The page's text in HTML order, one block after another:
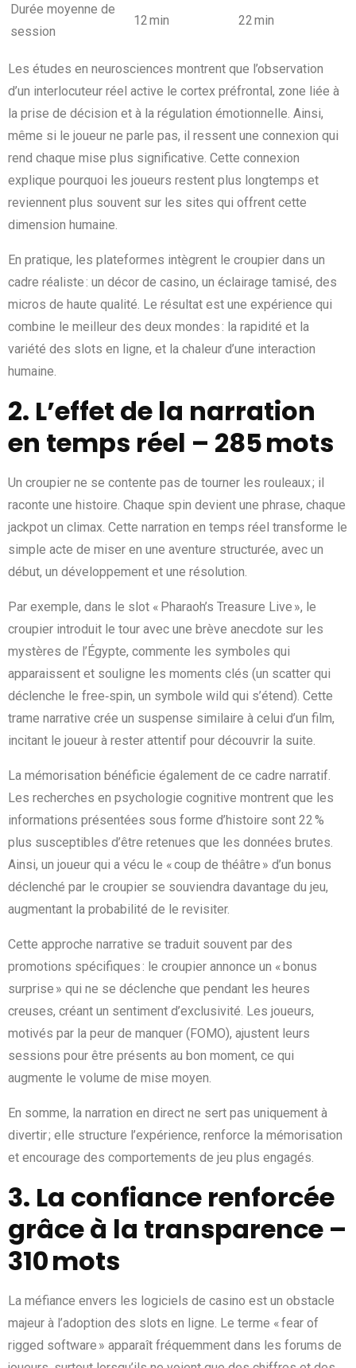
Durée moyenne de
session
12 min 22 min
Les études en neurosciences montrent que l’observation
d’un interlocuteur réel active le cortex préfrontal, zone liée à
la prise de décision et à la régulation émotionnelle. Ainsi,
même si le joueur ne parle pas, il ressent une connexion qui
rend chaque mise plus significative. Cette connexion
explique pourquoi les joueurs restent plus longtemps et
reviennent plus souvent sur les sites qui offrent cette
dimension humaine.
En pratique, les plateformes intègrent le croupier dans un
cadre réaliste : un décor de casino, un éclairage tamisé, des
micros de haute qualité. Le résultat est une expérience qui
combine le meilleur des deux mondes : la rapidité et la
variété des slots en ligne, et la chaleur d’une interaction
humaine.
2. L’effet de la narration
en temps réel – 285 mots
Un croupier ne se contente pas de tourner les rouleaux ; il
raconte une histoire. Chaque spin devient une phrase, chaque
jackpot un climax. Cette narration en temps réel transforme le
simple acte de miser en une aventure structurée, avec un
début, un développement et une résolution.
Par exemple, dans le slot « Pharaoh’s Treasure Live », le
croupier introduit le tour avec une brève anecdote sur les
mystères de l’Égypte, commente les symboles qui
apparaissent et souligne les moments clés (un scatter qui
déclenche le free‑spin, un symbole wild qui s’étend). Cette
trame narrative crée un suspense similaire à celui d’un film,
incitant le joueur à rester attentif pour découvrir la suite.
La mémorisation bénéficie également de ce cadre narratif.
Les recherches en psychologie cognitive montrent que les
informations présentées sous forme d’histoire sont 22 %
plus susceptibles d’être retenues que les données brutes.
Ainsi, un joueur qui a vécu le « coup de théâtre » d’un bonus
déclenché par le croupier se souviendra davantage du jeu,
augmentant la probabilité de le revisiter.
Cette approche narrative se traduit souvent par des
promotions spécifiques : le croupier annonce un « bonus
surprise » qui ne se déclenche que pendant les heures
creuses, créant un sentiment d’exclusivité. Les joueurs,
motivés par la peur de manquer (FOMO), ajustent leurs
sessions pour être présents au bon moment, ce qui
augmente le volume de mise moyen.
En somme, la narration en direct ne sert pas uniquement à
divertir ; elle structure l’expérience, renforce la mémorisation
et encourage des comportements de jeu plus engagés.
3. La confiance renforcée
grâce à la transparence –
310 mots
La méfiance envers les logiciels de casino est un obstacle
majeur à l’adoption des slots en ligne. Le terme « fear of
rigged software » apparaît fréquemment dans les forums de